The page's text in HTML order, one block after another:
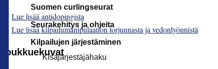
Suomen curlingseurat
Seurakehitys ja ohjeita
Kilpailujen järjestäminen
Kisajärjestäjähaku
Lue lisää antidopingista
Lue lisää kilpailumanipulaation torjunnasta ja vedonlyönnistä
Joukkuekuvat